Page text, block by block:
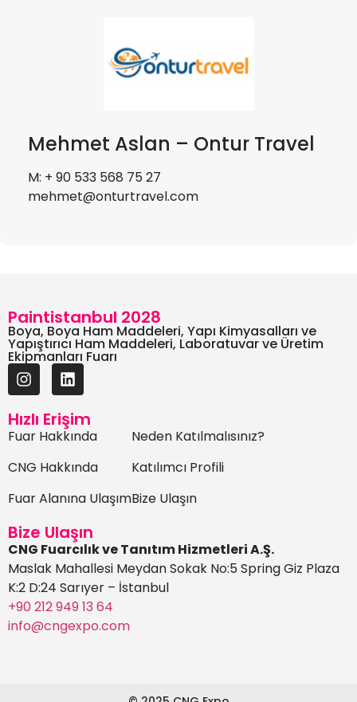
Mehmet Aslan – Ontur Travel
M: + 90 533 568 75 27
mehmet@onturtravel.com
Paintistanbul 2028
Boya, Boya Ham Maddeleri, Yapı Kimyasalları ve
Yapıştırıcı Ham Maddeleri, Laboratuvar ve Üretim
Ekipmanları Fuarı
Hızlı Erişim
Fuar Hakkında
CNG Hakkında
Fuar Alanına Ulaşım
Neden Katılmalısınız?
Katılımcı Profili
Bize Ulaşın
Bize Ulaşın
CNG Fuarcılık ve Tanıtım Hizmetleri A.Ş.
Maslak Mahallesi Meydan Sokak No:5 Spring Giz Plaza
K:2 D:24 Sarıyer – İstanbul
+90 212 949 13 64
info@cngexpo.com